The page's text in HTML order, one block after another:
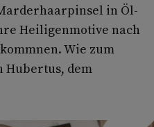
in Öl-
Heiligenmotive nach
Wie zum
Hubertus, dem